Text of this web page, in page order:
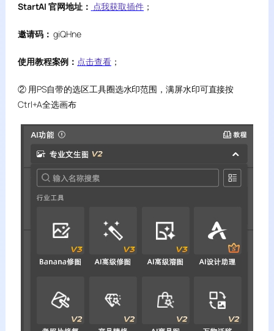
StartAI 官网地址： 点我获取插件；
邀请码： giQHne
使用教程案例： 点击查看；
② 用PS自带的选区工具圈选水印范围，满屏水印可直接按
Ctrl+A全选画布